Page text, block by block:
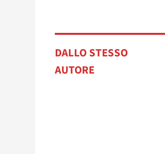
DALLO STESSO
AUTORE